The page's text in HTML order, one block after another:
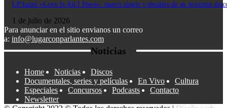
LP lanzó «Love Is All I Have»: nuevo single y detalles de su próximo
1 de julio de 2026
Para anunciar en el sitio envianos un correo
a: info@lugarconparlantes.com
Noticias
Home Noticias
Discos
Documentales, series y películas
En Vivo
Cultura
Especiales
Concursos Podcasts
Contacto
Newsletter